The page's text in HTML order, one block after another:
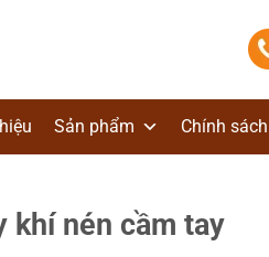
Sản phẩm Chính sách
khí nén cầm tay